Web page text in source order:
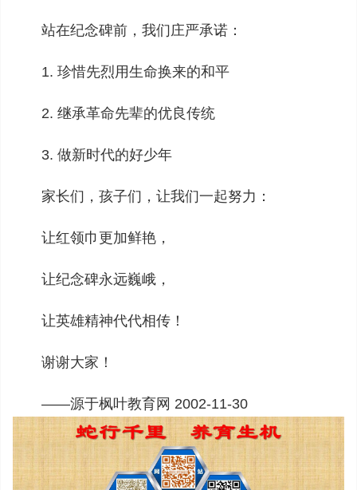
站在纪念碑前，我们庄严承诺：
1. 珍惜先烈用生命换来的和平
2. 继承革命先辈的优良传统
3. 做新时代的好少年
家长们，孩子们，让我们一起努力：
让红领巾更加鲜艳，
让纪念碑永远巍峨，
让英雄精神代代相传！
谢谢大家！
——源于枫叶教育网 2002-11-30